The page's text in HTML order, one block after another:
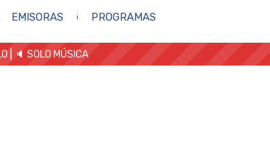
EMISORAS PROGRAMAS
🔈 SOLO MÚSICA